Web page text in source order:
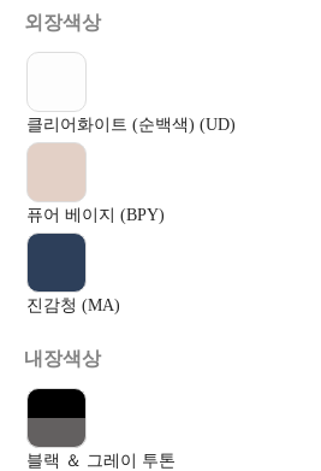
외장색상
클리어화이트 (순백색) (UD)
퓨어 베이지 (BPY)
진감청 (MA)
내장색상
블랙 ＆ 그레이 투톤